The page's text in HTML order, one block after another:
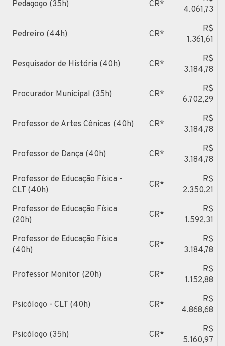
Pedagogo (35h) CR*
4.061,73
Pedreiro (44h) CR*
R$
1.361,61
Pesquisador de História (40h) CR*
R$
3.184,78
Procurador Municipal (35h) CR*
R$
6.702,29
Professor de Artes Cênicas (40h) CR*
R$
3.184,78
Professor de Dança (40h) CR*
R$
3.184,78
Professor de Educação Física -
CLT (40h)
CR*
R$
2.350,21
Professor de Educação Física
(20h)
CR*
R$
1.592,31
Professor de Educação Física
(40h)
CR*
R$
3.184,78
Professor Monitor (20h) CR*
R$
1.152,88
Psicólogo - CLT (40h) CR*
R$
4.868,68
Psicólogo (35h) CR*
R$
5.160,97